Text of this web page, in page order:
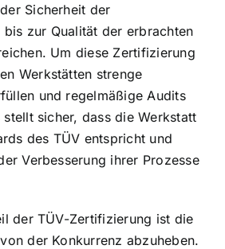
Sicherheit der
bis zur Qualität der erbrachten
Um diese Zertifizierung
Werkstätten strenge
und regelmäßige Audits
sicher, dass die Werkstatt
des TÜV entspricht und
Verbesserung ihrer Prozesse
der TÜV-Zertifizierung ist die
der Konkurrenz abzuheben.